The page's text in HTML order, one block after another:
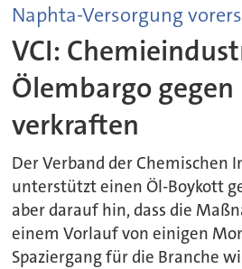
Naphta-Versorgung
VCI:
Ölembargo gegen
verkraften
Der Verband der Chemischen
unterstützt einen Öl-Boykott
aber darauf hin, dass die
einem Vorlauf von einigen
Spaziergang für die Branche